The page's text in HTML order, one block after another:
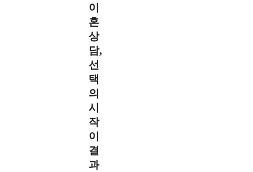
이
혼
상
담,
선
택
의
시
작
이
결
과